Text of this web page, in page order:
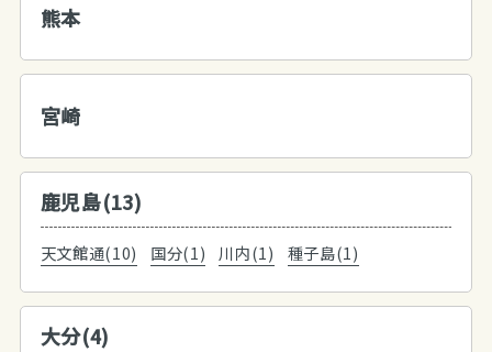
熊本
宮崎
鹿児島(13)
天文館通(10) 国分(1) 川内(1) 種子島(1)
大分(4)